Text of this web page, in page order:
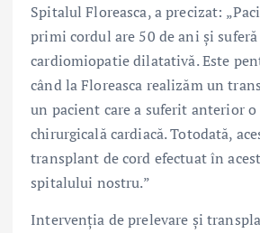
Spitalul Floreasca, a precizat:
primi cordul are 50 de ani și suferă
cardiomiopatie dilatativă. Este
când la Floreasca realizăm un
un pacient care a suferit anterior
chirurgicală cardiacă. Totodată,
transplant de cord efectuat în
spitalului nostru.”
Intervenția de prelevare și